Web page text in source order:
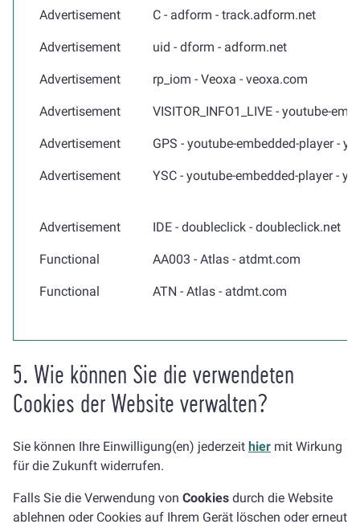
Advertisement C - adform - track.adform.net
Advertisement uid - dform - adform.net
Advertisement rp_iom - Veoxa - veoxa.com
Advertisement VISITOR_INFO1_LIVE - youtube-
Advertisement GPS - youtube-embedded-player -
Advertisement YSC - youtube-embedded-player -
Advertisement IDE - doubleclick - doubleclick.net
Functional AA003 - Atlas - atdmt.com
Functional ATN - Atlas - atdmt.com
5. Wie können Sie die verwendeten
Cookies der Website verwalten?
Sie können Ihre Einwilligung(en) jederzeit hier mit Wirkung
für die Zukunft widerrufen.
Falls Sie die Verwendung von Cookies durch die Website
ablehnen oder Cookies auf Ihrem Gerät löschen oder erneut